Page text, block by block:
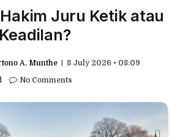
Juru Ketik atau
A. Munthe
8 July 2026 • 08:09
No Comments